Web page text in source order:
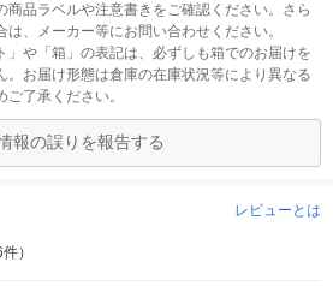
商品ラベルや注意書きをご確認ください。さら
、メーカー等にお問い合わせください。
」や「箱」の表記は、必ずしも箱でのお届けを
。お届け形態は倉庫の在庫状況等により異なる
了承ください。
報の誤りを報告する
レビューとは
件）